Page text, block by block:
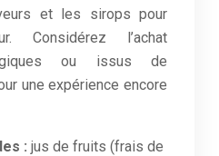
et les sirops pour
Considérez l’achat
ou issus de
une expérience encore
: jus de fruits (frais de